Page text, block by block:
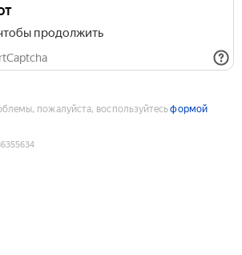
продолжить
пожалуйста, воспользуйтесьформой